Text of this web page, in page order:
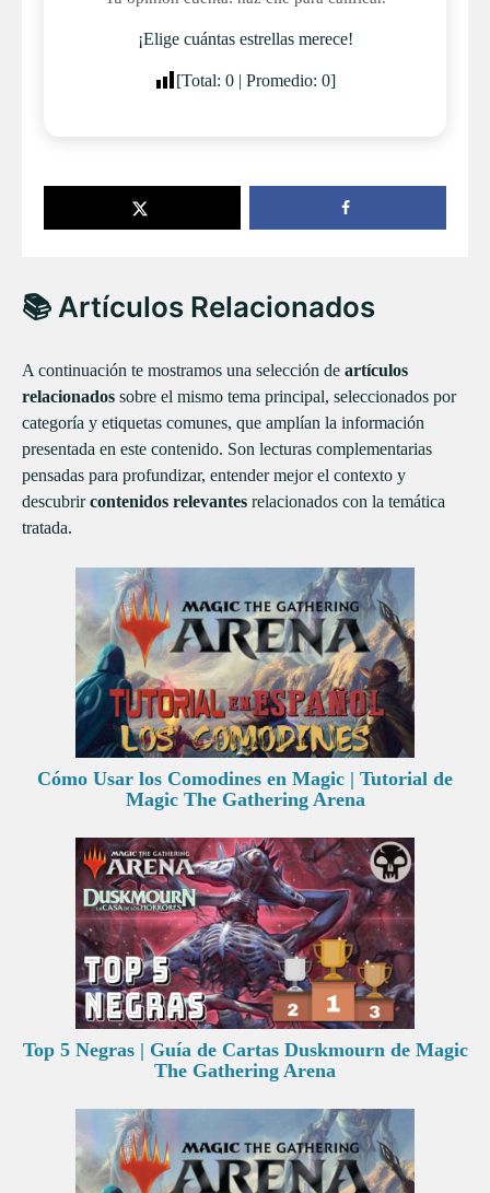
¡Elige cuántas estrellas merece!
[Total: 0 | Promedio: 0]
📚 Artículos Relacionados
A continuación te mostramos una selección de artículos
relacionados sobre el mismo tema principal, seleccionados por
categoría y etiquetas comunes, que amplían la información
presentada en este contenido. Son lecturas complementarias
pensadas para profundizar, entender mejor el contexto y
descubrircontenidos relevantes relacionados con la temática
tratada.
Cómo Usar los Comodines en Magic | Tutorial de
Magic The Gathering Arena
Top 5 Negras | Guía de Cartas Duskmourn de Magic
The Gathering Arena